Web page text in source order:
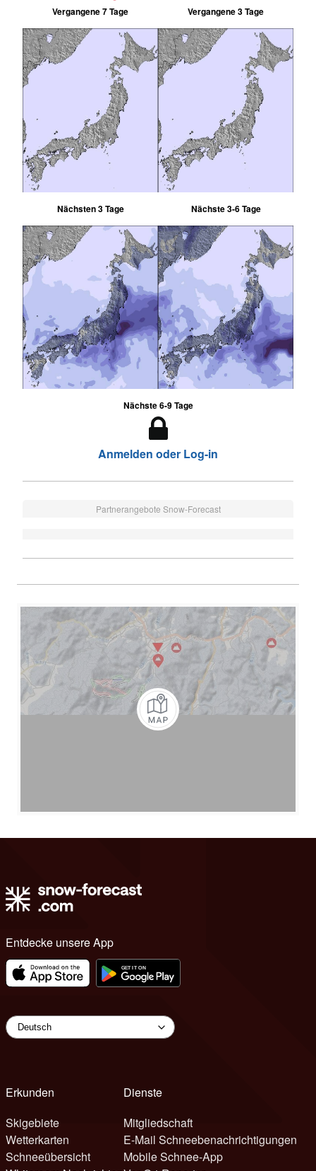
Vergangene 7 Tage Vergangene 3 Tage
Nächsten 3 Tage Nächste 3-6 Tage
Nächste 6-9 Tage
Anmelden oder Log-in
Partnerangebote Snow-Forecast
Entdecke unsere App
Erkunden
Skigebiete
Wetterkarten
Schneeübersicht
Dienste
Mitgliedschaft
E-Mail Schneebenachrichtigungen
Mobile Schnee-App